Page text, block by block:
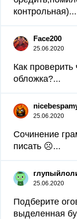
контрольная)...
Face200
25.06.2020
Как
обложка?...
25.06.2020
Сочинение
писать ☹...
25.06.2020
Подберите
выделенная